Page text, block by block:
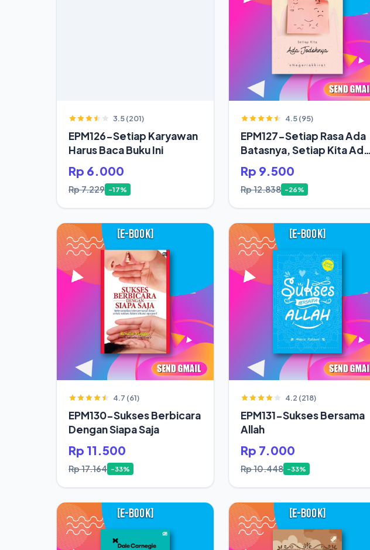
3.5 (201)
EPM126-Setiap Karyawan
Harus Baca Buku Ini
Rp 6.000
Rp 7.229 -17%
4.5 (95)
EPM127-Setiap Rasa Ada
Batasnya, Setiap Kita Ada
Jodoh
Rp 9.500
Rp 12.838 -26%
4.7 (61)
EPM130-Sukses Berbicara
Dengan Siapa Saja
Rp 11.500
Rp 17.164 -33%
4.2 (218)
EPM131-Sukses Bersama
Allah
Rp 7.000
Rp 10.448 -33%